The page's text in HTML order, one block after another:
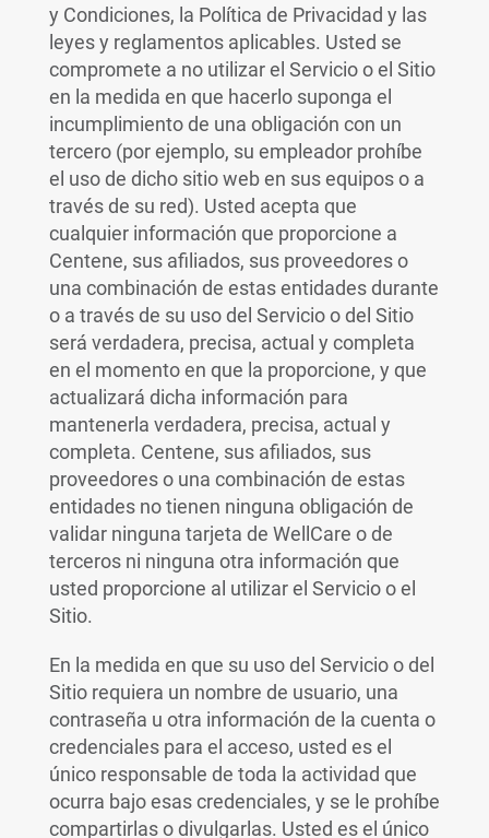
y Condiciones, la Política de Privacidad y las
leyes y reglamentos aplicables. Usted se
compromete a no utilizar el Servicio o el Sitio
en la medida en que hacerlo suponga el
incumplimiento de una obligación con un
tercero (por ejemplo, su empleador prohíbe
el uso de dicho sitio web en sus equipos o a
través de su red). Usted acepta que
cualquier información que proporcione a
Centene, sus afiliados, sus proveedores o
una combinación de estas entidades durante
o a través de su uso del Servicio o del Sitio
será verdadera, precisa, actual y completa
en el momento en que la proporcione, y que
actualizará dicha información para
mantenerla verdadera, precisa, actual y
completa. Centene, sus afiliados, sus
proveedores o una combinación de estas
entidades no tienen ninguna obligación de
validar ninguna tarjeta de WellCare o de
terceros ni ninguna otra información que
usted proporcione al utilizar el Servicio o el
Sitio.
En la medida en que su uso del Servicio o del
Sitio requiera un nombre de usuario, una
contraseña u otra información de la cuenta o
credenciales para el acceso, usted es el
único responsable de toda la actividad que
ocurra bajo esas credenciales, y se le prohíbe
compartirlas o divulgarlas. Usted es el único